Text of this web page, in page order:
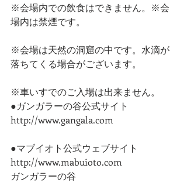
※会場内での飲食はできません。※会
場内は禁煙です。
※会場は天然の洞窟の中です。水滴が
落ちてくる場合がございます。
※車いすでのご入場は出来ません。
●ガンガラーの谷公式サイト
http://www.gangala.com
●マブイオト公式ウェブサイト
http://www.mabuioto.com
ガンガラーの谷